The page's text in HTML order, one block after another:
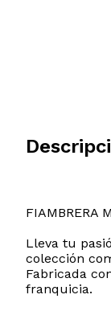
FIAMBRERA
Lleva tu
colección
Fabricada
franquicia.